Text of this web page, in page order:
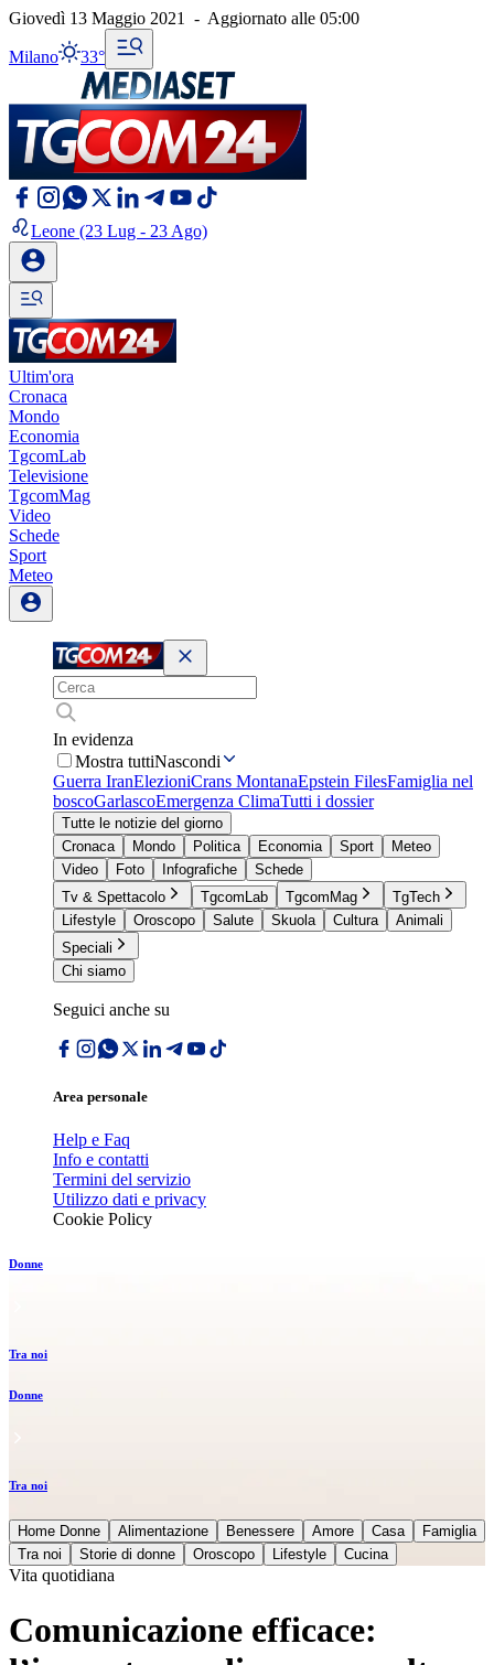
Giovedì 13 Maggio 2021 - Aggiornato alle 05:00
Milano 33°
Leone (23 Lug - 23 Ago)
Ultim'ora
Cronaca
Mondo
Economia
TgcomLab
Televisione
TgcomMag
Video
Schede
Sport
Meteo
In evidenza
Mostra tuttiNascondi
Guerra IranElezioniCrans MontanaEpstein FilesFamiglia nel
boscoGarlascoEmergenza ClimaTutti i dossier
Tutte le notizie del giorno
Cronaca
Mondo Politica Economia Sport
Meteo
Video
Foto Infografiche
Schede
Tv & Spettacolo
TgcomLab TgcomMag
TgTech
Lifestyle
Oroscopo Salute Skuola Cultura
Animali
Speciali
Chi siamo
Seguici anche su
Area personale
Help e Faq
Info e contatti
Termini del servizio
Utilizzo dati e privacy
Cookie Policy
Donne
Tra noi
Donne
Tra noi
Home Donne Alimentazione Benessere Amore Casa
Famiglia
Tra noi
Storie di donne Oroscopo Lifestyle Cucina
Vita quotidiana
Comunicazione efficace: